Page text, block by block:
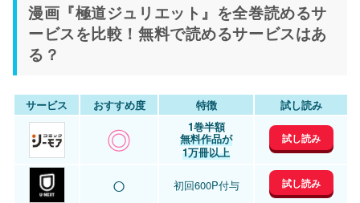
漫画『極道ジュリエット』を全巻読めるサ
ービスを比較！無料で読めるサービスはあ
る？
サービス おすすめ度 特徴 試し読み
◎ 1巻半額
無料作品が
1万冊以上
試し読み
○ 初回600P付与 試し読み